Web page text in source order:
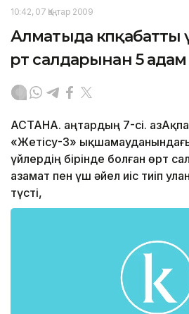
10:42, 07 Қаңтар 2009
Алматыда көпқабатты
өрт салдарынан 5
АСТАНА. Қаңтардың 7-сі.
«Жетісу-3»
үйлердің бірінде болған өрт
азамат пен үш әйел иіс тиіп
түсті,